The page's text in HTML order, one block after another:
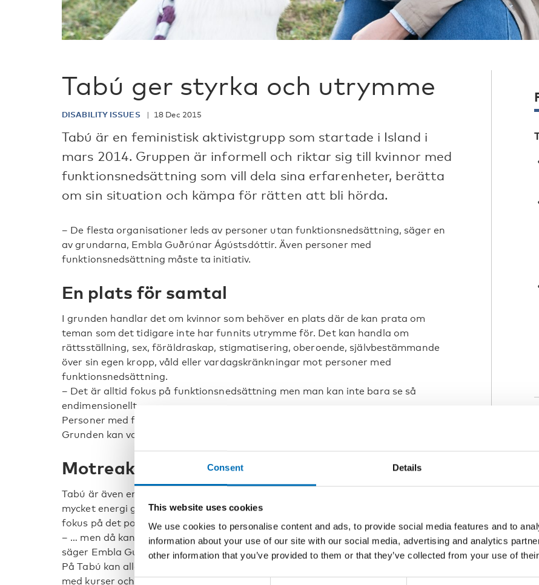
Consent Details
This website uses cookies
We use cookies to personalise content and ads, to provide social media features and to
information about your use of our site with our social media, advertising and analytics
other information that you’ve provided to them or that they’ve collected from your use of
Tabú ger styrka och utrymme
DISABILITY ISSUES 18 Dec 2015
Tabú är en feministisk aktivistgrupp som startade i Island i
mars 2014. Gruppen är informell och riktar sig till kvinnor med
funktionsnedsättning som vill dela sina erfarenheter, berätta
om sin situation och kämpa för rätten att bli hörda.
– De flesta organisationer leds av personer utan funktionsnedsättning, säger en
av grundarna, Embla Guðrúnar Ágústsdóttir. Även personer med
funktionsnedsättning måste ta initiativ.
En plats för samtal
I grunden handlar det om kvinnor som behöver en plats där de kan prata om
teman som det tidigare inte har funnits utrymme för. Det kan handla om
rättsställning, sex, föräldraskap, stigmatisering, oberoende, självbestämmande
över sin egen kropp, våld eller vardagskränkningar mot personer med
funktionsnedsättning.
– Det är alltid fokus på funktionsnedsättning men man kan inte bara se så
endimensionellt.
Personer med funktionsnedsättning upplever ofta multipel diskriminering.
Grunden kan vara kön, sexuell läggning, ras och ålder.
Motreaktion mot traditioner
Tabú är även en motreaktion mot traditionella organisationsstrukturer, där
mycket energi går åt till möten och själva organisationen. I det arbetet ligger
fokus på det politiska …
– … men då kanske vi glömmer bort oss själva, hur vi känner och våra erfarenheter,
säger Embla Guðrúnar Ágústsdóttir.
På Tabú kan alla kvinnor ta plats, mötas och bli starkare. I den meningen är Tabú,
med kurser och stödgrupper, ett kraftfullt redskap för att stärka känslan av